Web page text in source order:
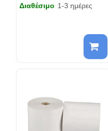
Διαθέσιμο 1-3 ημέρες